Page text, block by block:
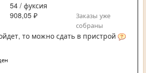
54 / фуксия
908,05 ₽
Заказы уже
собраны
то можно сдать в пристрой